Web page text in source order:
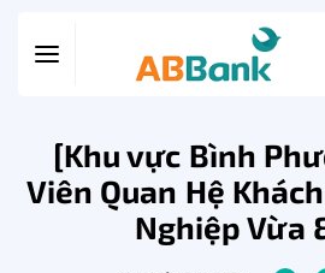
[Khu vực Bình
Viên Quan Hệ
Nghiệp Vừa